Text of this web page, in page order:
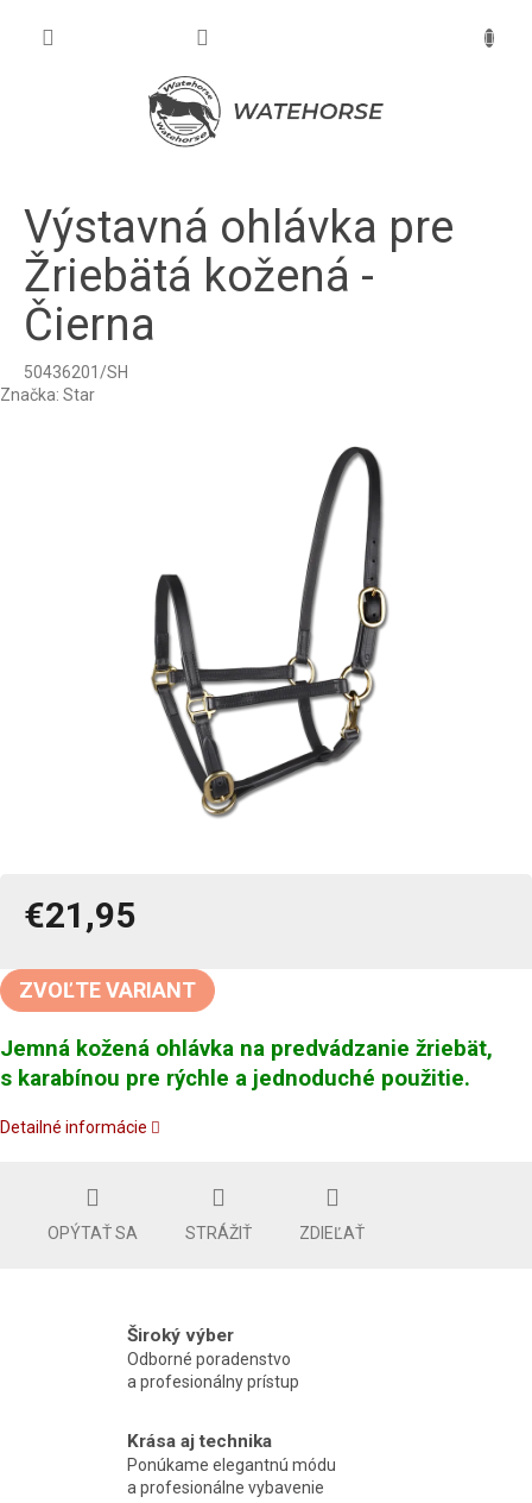
Výstavná ohlávka pre
Žriebätá kožená -
Čierna
50436201/SH
Značka: Star
€21,95
cena:
ZVOĽTE VARIANT
Jemná kožená ohlávka na predvádzanie žriebät,
s karabínou pre rýchle a jednoduché použitie.
Detailné informácie
OPÝTAŤ SA STRÁŽIŤ ZDIEĽAŤ
Široký výber
Odborné poradenstvo
a profesionálny prístup
Krása aj technika
Ponúkame elegantnú módu
a profesionálne vybavenie